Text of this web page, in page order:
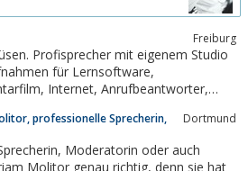
Manager/ Avventure-
Freiburg
Profisprecher mit eigenem Studio
für Lernsoftware,
professionelle Sprecherin,
Dortmund
oder auch
genau richtig, denn sie hat